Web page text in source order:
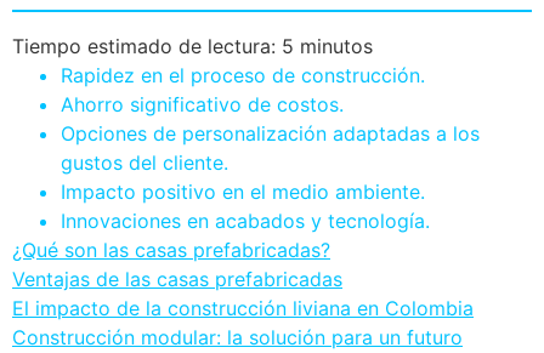
Tiempo estimado de lectura: 5 minutos
Rapidez en el proceso de construcción.
Ahorro significativo de costos.
Opciones de personalización adaptadas a los
gustos del cliente.
Impacto positivo en el medio ambiente.
Innovaciones en acabados y tecnología.
¿Qué son las casas prefabricadas?
Ventajas de las casas prefabricadas
El impacto de la construcción liviana en Colombia
Construcción modular: la solución para un futuro